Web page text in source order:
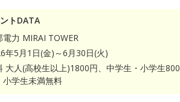
トDATA
電力 MIRAI TOWER
年5月1日(金)～6月30日(火)
大人(高校生以上)1800円、中学生・小学生800
小学生未満無料